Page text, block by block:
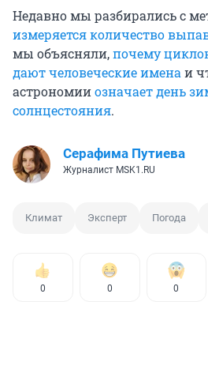
Недавно мы разбирались с
измеряется количество
мы объясняли,почему
дают человеческие имена и
астрономииозначает день
солнцестояния.
Серафима Путиева
Журналист MSK1.RU
Климат Эксперт Погода
0 0 0